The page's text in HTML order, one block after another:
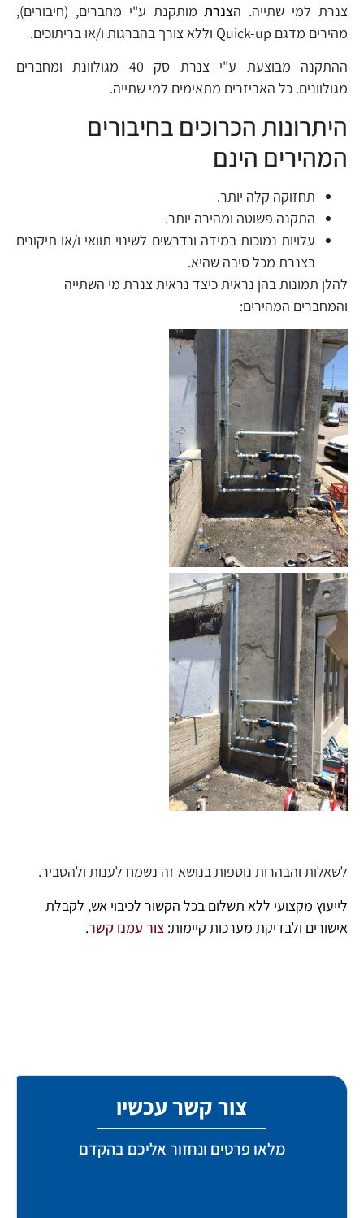
צנרת למי שתייה. הצנרתמותקנת ע"י מחברים, (חיבורים),
מהירים מדגם Quick-up וללא צורך בהברגות ו/או בריתוכים.
ההתקנה מבוצעת ע"י צנרת סק 40 מגולוונת ומחברים
מגולוונים. כל האביזרים מתאימים למי שתייה.
היתרונות הכרוכים בחיבורים
המהירים הינם
תחזוקה קלה יותר.
התקנה פשוטה ומהירה יותר.
עלויות נמוכות במידה ונדרשים לשינוי תוואי ו/או תיקונים
בצנרת מכל סיבה שהיא.
להלן תמונות בהן נראית כיצד נראית צנרת מי השתייה
והמחברים המהירים:
לשאלות והבהרות נוספות בנושא זה נשמח לענות ולהסביר.
לייעוץ מקצועי ללא תשלום בכל הקשור לכיבוי אש, לקבלת
אישורים ולבדיקת מערכות קיימות: צור עמנו קשר.
צור קשר עכשיו
מלאו פרטים ונחזור אליכם בהקדם